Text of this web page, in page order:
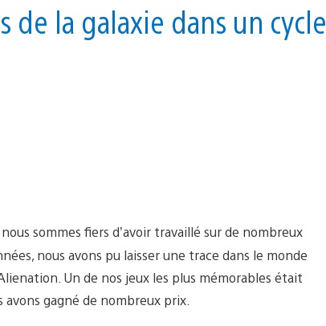
de la galaxie dans un cycle
sommes fiers d’avoir travaillé sur de nombreux
nous avons pu laisser une trace dans le monde
Un de nos jeux les plus mémorables était
gagné de nombreux prix.